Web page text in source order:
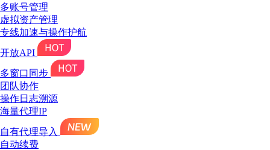
多账号管理
虚拟资产管理
专线加速与操作护航
开放API
多窗口同步
团队协作
操作日志溯源
海量代理IP
自有代理导入
自动续费